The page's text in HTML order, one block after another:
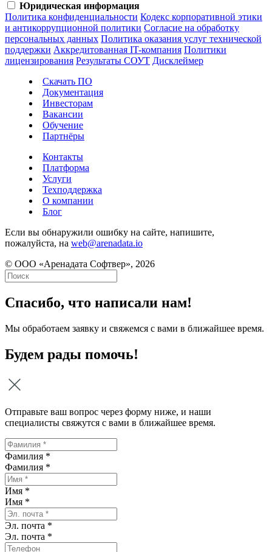
Юридическая информация
Политика конфиденциальности Кодекс корпоративной этики
и антикоррупционной политики Согласие на обработку
персональных данных Политика оказания услуг технической
поддержки Аккредитованная IT-компания Политики
лицензирования Результаты СОУТ Дисклеймер
Скачать ПО
Документация
Инвесторам
Вакансии
Обучение
Партнёры
Контакты
Платформа
Услуги
Техподдержка
О компании
Блог
Если вы обнаружили ошибку на сайте, напишите,
пожалуйста, на web@arenadata.io
© ООО «Аренадата Софтвер», 2026
Спасибо, что написали нам!
Мы обработаем заявку и свяжемся с вами в ближайшее время.
Будем рады помочь!
Отправьте ваш вопрос через форму ниже, и наши
специалисты свяжутся с вами в ближайшее время.
Фамилия *
Фамилия *
Имя *
Имя *
Эл. почта *
Эл. почта *